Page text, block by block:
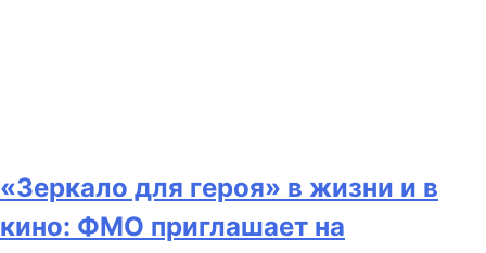
«Зеркало для героя» в жизни и в
кино: ФМО приглашает на